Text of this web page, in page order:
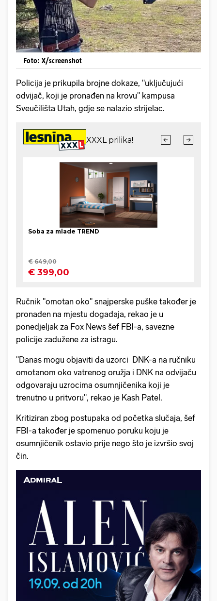
Foto: X/screenshot
Policija je prikupila brojne dokaze, "uključujući
odvijač, koji je pronađen na krovu" kampusa
Sveučilišta Utah, gdje se nalazio strijelac.
Ručnik "omotan oko" snajperske puške također je
pronađen na mjestu događaja, rekao je u
ponedjeljak za Fox News šef FBI-a, savezne
policije zadužene za istragu.
"Danas mogu objaviti da uzorci DNK-a na ručniku
omotanom oko vatrenog oružja i DNK na odvijaču
odgovaraju uzrocima osumnjičenika koji je
trenutno u pritvoru", rekao je Kash Patel.
Kritiziran zbog postupaka od početka slučaja, šef
FBI-a također je spomenuo poruku koju je
osumnjičenik ostavio prije nego što je izvršio svoj
čin.